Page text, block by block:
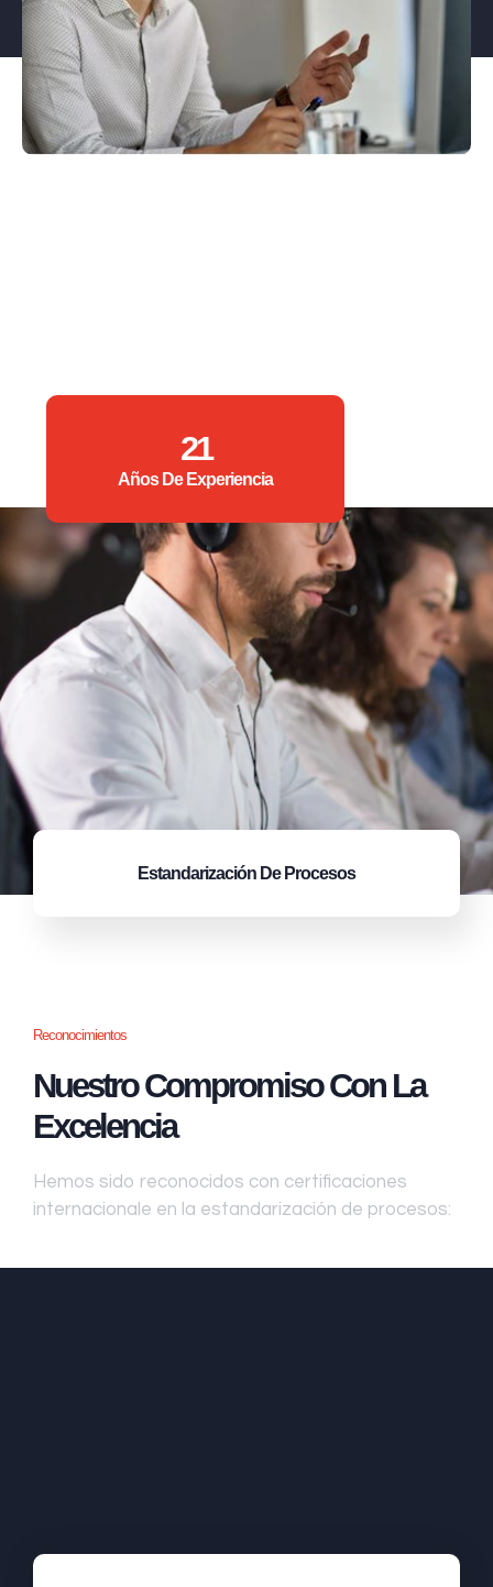
21
Años De Experiencia
Estandarización De Procesos
Reconocimientos
Nuestro Compromiso Con La
Excelencia
Hemos sido reconocidos con certificaciones
internacionale en la estandarización de procesos: